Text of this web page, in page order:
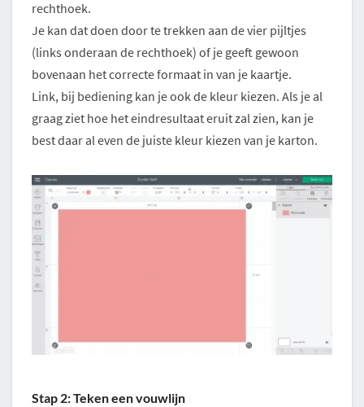
rechthoek.
Je kan dat doen door te trekken aan de vier pijltjes
(links onderaan de rechthoek) of je geeft gewoon
bovenaan het correcte formaat in van je kaartje.
Link, bij bediening kan je ook de kleur kiezen. Als je al
graag ziet hoe het eindresultaat eruit zal zien, kan je
best daar al even de juiste kleur kiezen van je karton.
Stap 2: Teken een vouwlijn